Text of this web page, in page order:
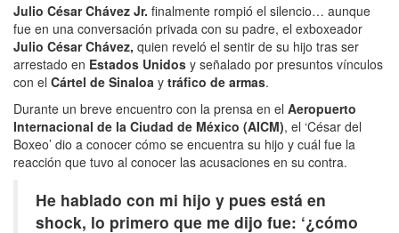
Julio César Chávez Jr. finalmente rompió el silencio… aunque
fue en una conversación privada con su padre, el exboxeador
Julio César Chávez, quien reveló el sentir de su hijo tras ser
arrestado en Estados Unidos y señalado por presuntos vínculos
con el Cártel de Sinaloa y tráfico de armas.
Durante un breve encuentro con la prensa en el Aeropuerto
Internacional de la Ciudad de México (AICM), el ‘César del
Boxeo’ dio a conocer cómo se encuentra su hijo y cuál fue la
reacción que tuvo al conocer las acusaciones en su contra.
He hablado con mi hijo y pues está en
shock, lo primero que me dijo fue: ‘¿cómo